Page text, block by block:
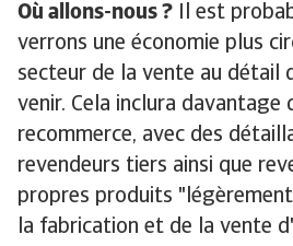
Où allons-nous ? Il est
verrons une économie plus
secteur de la vente au détail
venir. Cela inclura davantage
recommerce, avec des
revendeurs tiers ainsi que
propres produits
la fabrication et de la vente